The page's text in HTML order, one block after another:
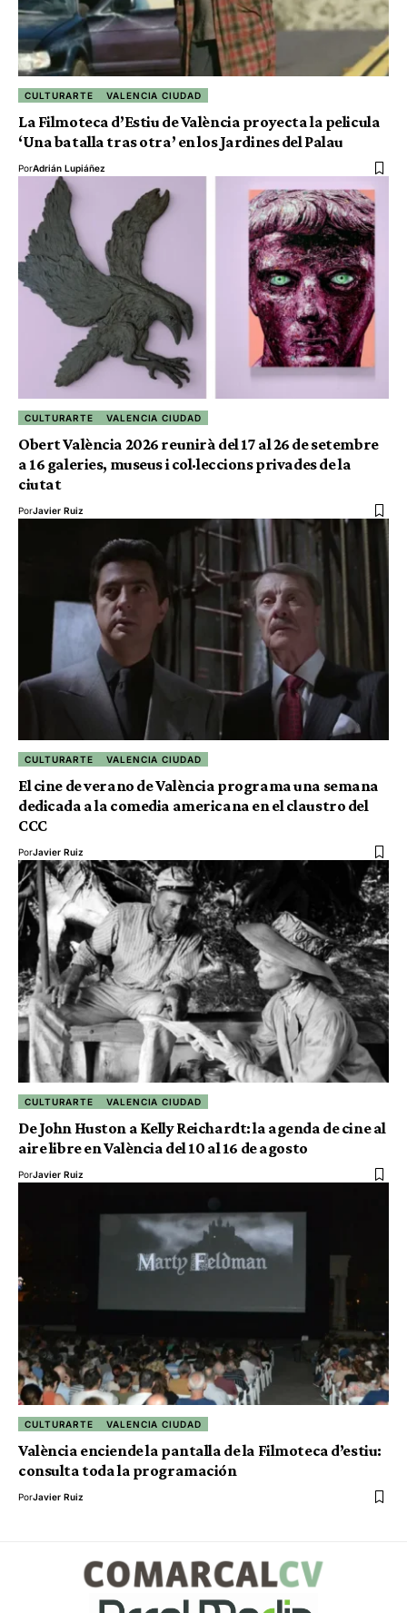
CULTURARTE VALENCIA CIUDAD
La Filmoteca d’Estiu de València proyecta la pelicula
‘Una batalla tras otra’ en los Jardines del Palau
PorAdrián Lupiáñez
CULTURARTE VALENCIA CIUDAD
Obert València 2026 reunirà del 17 al 26 de setembre
a 16 galeries, museus i col·leccions privades de la
ciutat
PorJavier Ruiz
CULTURARTE VALENCIA CIUDAD
El cine de verano de València programa una semana
dedicada a la comedia americana en el claustro del
CCC
PorJavier Ruiz
CULTURARTE VALENCIA CIUDAD
De John Huston a Kelly Reichardt: la agenda de cine al
aire libre en València del 10 al 16 de agosto
PorJavier Ruiz
CULTURARTE VALENCIA CIUDAD
València enciende la pantalla de la Filmoteca d’estiu:
consulta toda la programación
PorJavier Ruiz